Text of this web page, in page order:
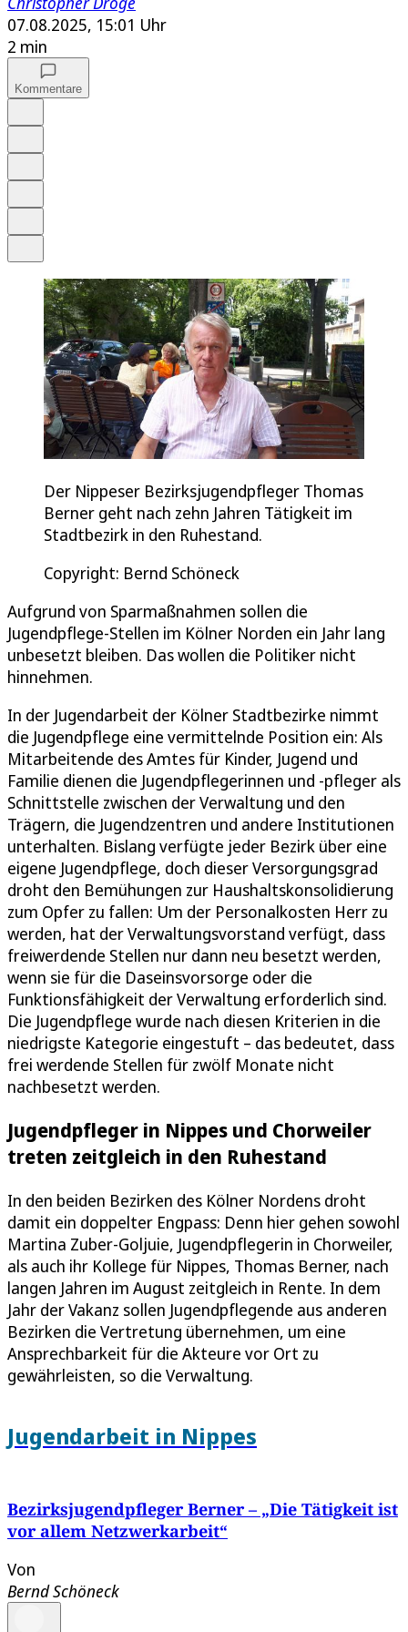
07.08.2025, 15:01 Uhr
2 min
Kommentare
Der Nippeser Bezirksjugendpfleger Thomas
Berner geht nach zehn Jahren Tätigkeit im
Stadtbezirk in den Ruhestand.
Copyright: Bernd Schöneck
Aufgrund von Sparmaßnahmen sollen die
Jugendpflege-Stellen im Kölner Norden ein Jahr lang
unbesetzt bleiben. Das wollen die Politiker nicht
hinnehmen.
In der Jugendarbeit der Kölner Stadtbezirke nimmt
die Jugendpflege eine vermittelnde Position ein: Als
Mitarbeitende des Amtes für Kinder, Jugend und
Familie dienen die Jugendpflegerinnen und -pfleger als
Schnittstelle zwischen der Verwaltung und den
Trägern, die Jugendzentren und andere Institutionen
unterhalten. Bislang verfügte jeder Bezirk über eine
eigene Jugendpflege, doch dieser Versorgungsgrad
droht den Bemühungen zur Haushaltskonsolidierung
zum Opfer zu fallen: Um der Personalkosten Herr zu
werden, hat der Verwaltungsvorstand verfügt, dass
freiwerdende Stellen nur dann neu besetzt werden,
wenn sie für die Daseinsvorsorge oder die
Funktionsfähigkeit der Verwaltung erforderlich sind.
Die Jugendpflege wurde nach diesen Kriterien in die
niedrigste Kategorie eingestuft – das bedeutet, dass
frei werdende Stellen für zwölf Monate nicht
nachbesetzt werden.
Jugendpfleger in Nippes und Chorweiler
treten zeitgleich in den Ruhestand
In den beiden Bezirken des Kölner Nordens droht
damit ein doppelter Engpass: Denn hier gehen sowohl
Martina Zuber-Goljuie, Jugendpflegerin in Chorweiler,
als auch ihr Kollege für Nippes, Thomas Berner, nach
langen Jahren im August zeitgleich in Rente. In dem
Jahr der Vakanz sollen Jugendpflegende aus anderen
Bezirken die Vertretung übernehmen, um eine
Ansprechbarkeit für die Akteure vor Ort zu
gewährleisten, so die Verwaltung.
Jugendarbeit in Nippes
Bezirksjugendpfleger Berner – „Die Tätigkeit ist
vor allem Netzwerkarbeit“
Von
Bernd Schöneck